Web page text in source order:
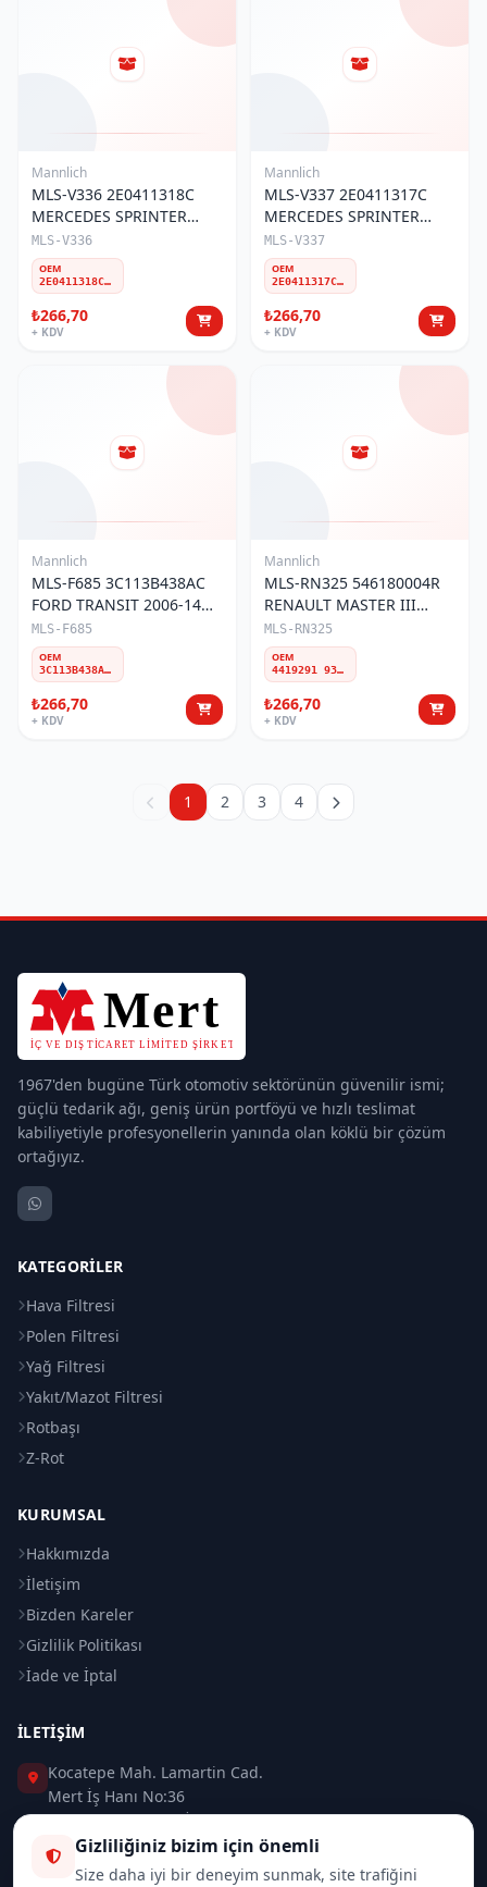
Mannlich
MLS-V336 2E0411318C
MERCEDES SPRINTER
2006-18/VW CRAFTER
2006-17 ÖN Z-ROT SAĞ
MLS-V336
OEM
2E0411318C 9063201889
₺266,70
+ KDV
Mannlich
MLS-V337 2E0411317C
MERCEDES SPRINTER
2006-18/VW CRAFTER
2006-17 ÖN Z-ROT SOL
MLS-V337
OEM
2E0411317C 9063201789
₺266,70
+ KDV
Mannlich
MLS-F685 3C113B438AC
FORD TRANSIT 2006-14
MLS-F685
OEM
3C113B438AC 4519467
₺266,70
+ KDV
Mannlich
MLS-RN325 546180004R
RENAULT MASTER III
(2010-)/OPEL MOVANO Z-
ROT
MLS-RN325
OEM
4419291 93197325 546180004R
₺266,70
+ KDV
1 2 3 4
1967'den bugüne Türk otomotiv sektörünün güvenilir ismi;
güçlü tedarik ağı, geniş ürün portföyü ve hızlı teslimat
kabiliyetiyle profesyonellerin yanında olan köklü bir çözüm
ortağıyız.
KATEGORILER
Hava Filtresi
Polen Filtresi
Yağ Filtresi
Yakıt/Mazot Filtresi
Rotbaşı
Z-Rot
KURUMSAL
Hakkımızda
İletişim
Bizden Kareler
Gizlilik Politikası
İade ve İptal
İLETIŞIM
Kocatepe Mah. Lamartin Cad.
Mert İş Hanı No:36
Taksim / Beyoğlu / İSTANBUL
0 (212) 235 37 83
Gizliliğiniz bizim için önemli
Size daha iyi bir deneyim sunmak, site trafiğini